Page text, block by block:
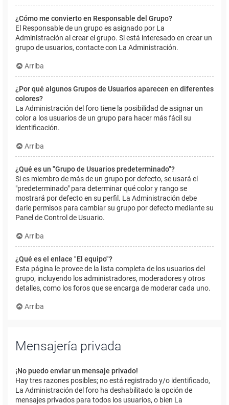
¿Cómo me convierto en Responsable del Grupo?
El Responsable de un grupo es asignado por La
Administración al crear el grupo. Si está interesado en crear un
grupo de usuarios, contacte con La Administración.
Arriba
¿Por qué algunos Grupos de Usuarios aparecen en diferentes
colores?
La Administración del foro tiene la posibilidad de asignar un
color a los usuarios de un grupo para hacer más fácil su
identificación.
Arriba
¿Qué es un "Grupo de Usuarios predeterminado"?
Si es miembro de más de un grupo por defecto, se usará el
"predeterminado" para determinar qué color y rango se
mostrará por defecto en su perfil. La Administración debe
darle permisos para cambiar su grupo por defecto mediante su
Panel de Control de Usuario.
Arriba
¿Qué es el enlace "El equipo"?
Esta página le provee de la lista completa de los usuarios del
grupo, incluyendo los administradores, moderadores y otros
detalles, como los foros que se encarga de moderar cada uno.
Arriba
Mensajería privada
¡No puedo enviar un mensaje privado!
Hay tres razones posibles; no está registrado y/o identificado,
La Administración del foro ha deshabilitado la opción de
mensajes privados para todos los usuarios, o bien La